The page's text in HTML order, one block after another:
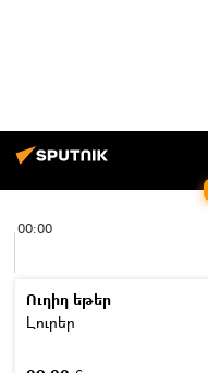
00:00
Ուղիղ եթեր
Լուրեր